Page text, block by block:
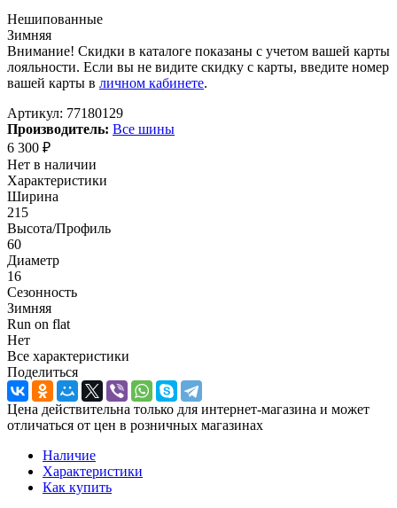
Нешипованные
Зимняя
Внимание! Скидки в каталоге показаны с учетом вашей карты
лояльности. Если вы не видите скидку с карты, введите номер
вашей карты в личном кабинете.
Артикул: 77180129
Производитель: Все шины
6 300 ₽
Нет в наличии
Характеристики
Ширина
215
Высота/Профиль
60
Диаметр
16
Сезонность
Зимняя
Run on flat
Нет
Все характеристики
Поделиться
Цена действительна только для интернет-магазина и может
отличаться от цен в розничных магазинах
Наличие
Характеристики
Как купить